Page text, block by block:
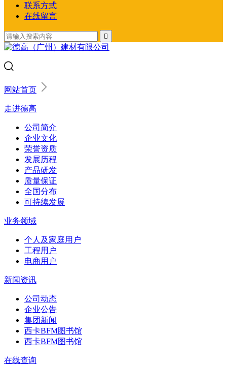
联系方式
在线留言

网站首页
走进德高
公司简介
企业文化
荣誉资质
发展历程
产品研发
质量保证
全国分布
可持续发展
业务领域
个人及家庭用户
工程用户
电商用户
新闻资讯
公司动态
企业公告
集团新闻
西卡BFM图书馆
西卡BFM图书馆
在线查询